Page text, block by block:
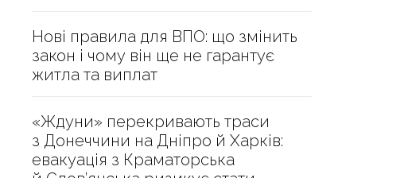
Нові правила для ВПО: що змінить
закон і чому він ще не гарантує
житла та виплат
«Ждуни» перекривають траси
з Донеччини на Дніпро й Харків:
евакуація з Краматорська